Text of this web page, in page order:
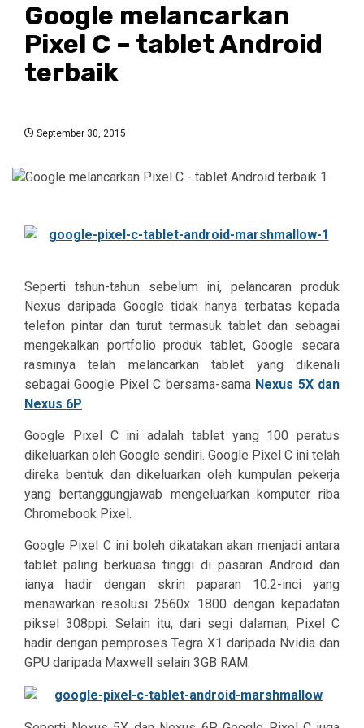
Google melancarkan
Pixel C – tablet Android
terbaik
September 30, 2015
Seperti tahun-tahun sebelum ini, pelancaran produk
Nexus daripada Google tidak hanya terbatas kepada
telefon pintar dan turut termasuk tablet dan sebagai
mengekalkan portfolio produk tablet, Google secara
rasminya telah melancarkan tablet yang dikenali
sebagai Google Pixel C bersama-sama Nexus 5X dan
Nexus 6P
Google Pixel C ini adalah tablet yang 100 peratus
dikeluarkan oleh Google sendiri. Google Pixel C ini telah
direka bentuk dan dikeluarkan oleh kumpulan pekerja
yang bertanggungjawab mengeluarkan komputer riba
Chromebook Pixel.
Google Pixel C ini boleh dikatakan akan menjadi antara
tablet paling berkuasa tinggi di pasaran Android dan
ianya hadir dengan skrin paparan 10.2-inci yang
menawarkan resolusi 2560x 1800 dengan kepadatan
piksel 308ppi. Selain itu, dari segi dalaman, Pixel C
hadir dengan pemproses Tegra X1 daripada Nvidia dan
GPU daripada Maxwell selain 3GB RAM.